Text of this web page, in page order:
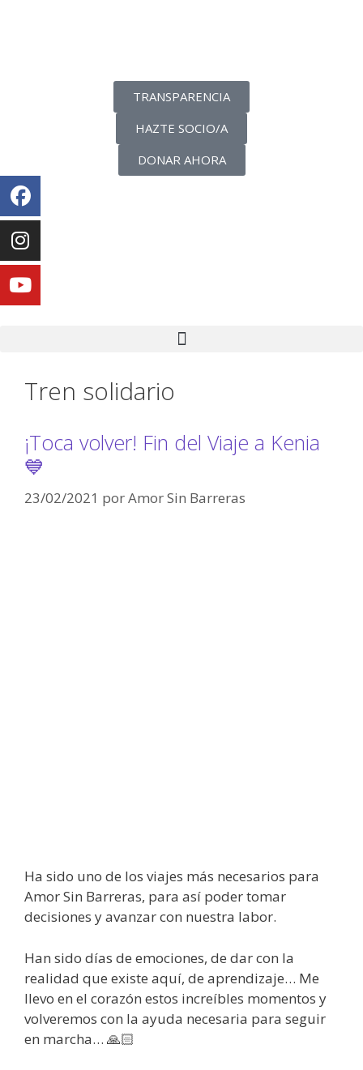
TRANSPARENCIA
HAZTE SOCIO/A
DONAR AHORA
Tren solidario
¡Toca volver! Fin del Viaje a Kenia
💙
23/02/2021 porAmor Sin Barreras
Ha sido uno de los viajes más necesarios para
Amor Sin Barreras, para así poder tomar
decisiones y avanzar con nuestra labor.
Han sido días de emociones, de dar con la
realidad que existe aquí, de aprendizaje… Me
llevo en el corazón estos increíbles momentos y
volveremos con la ayuda necesaria para seguir
en marcha… 🙏🏻